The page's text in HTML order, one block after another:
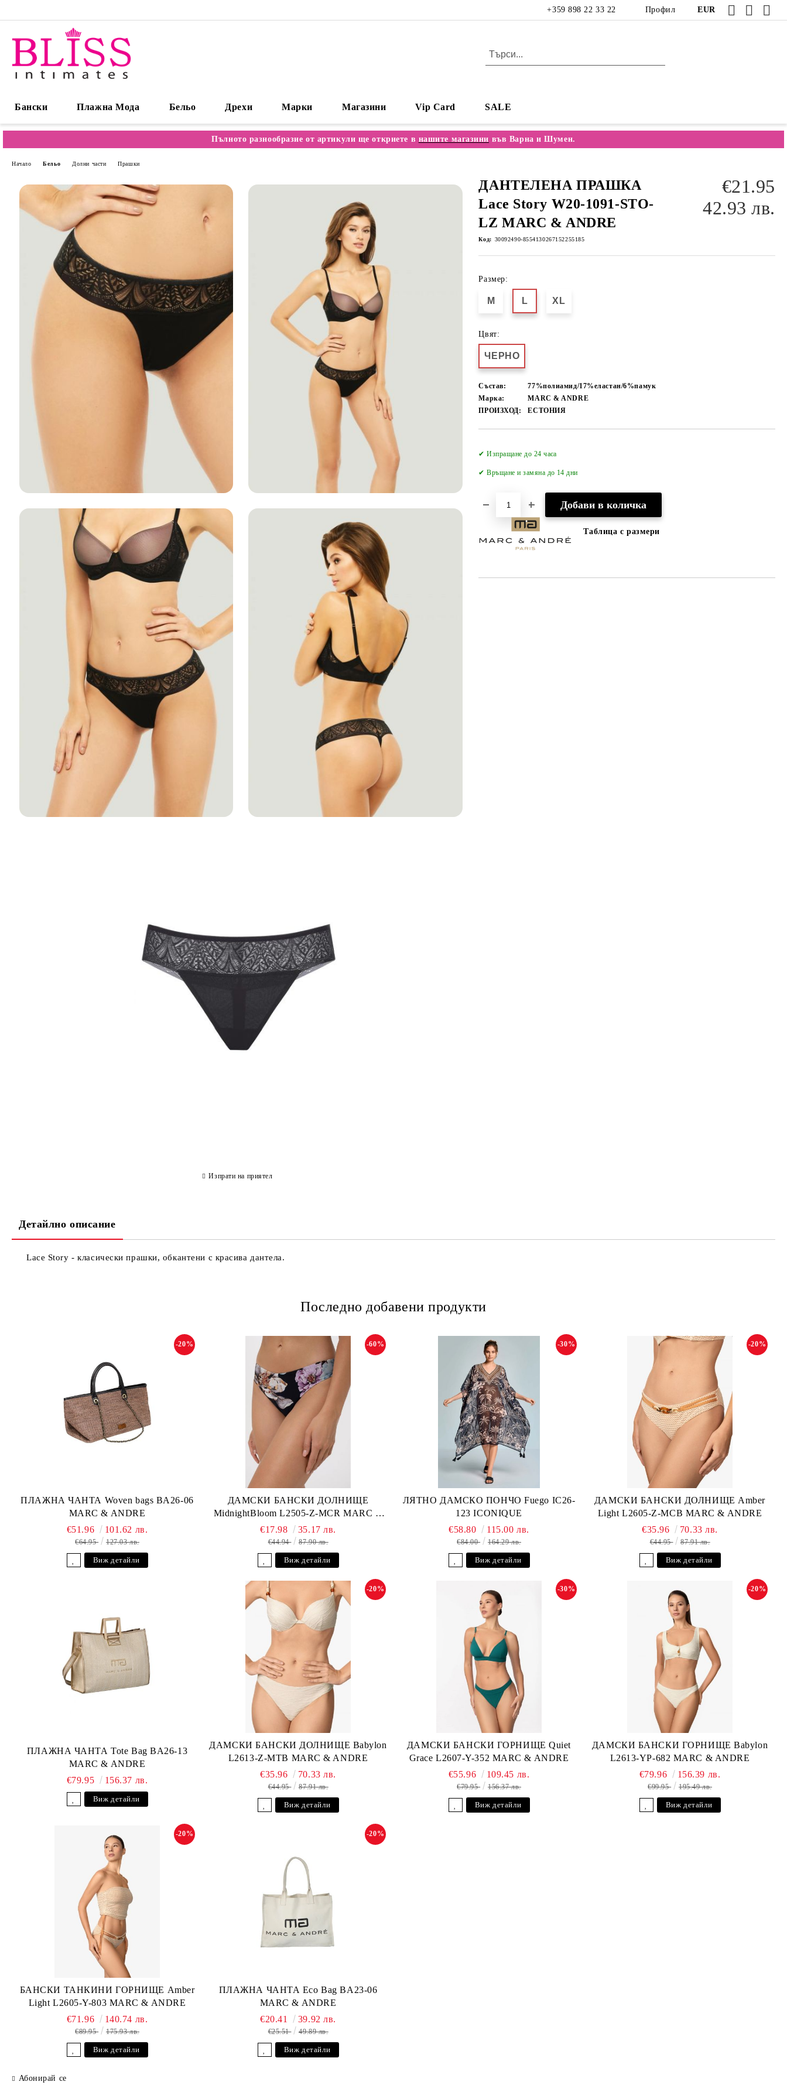
Профил
+359 898 22 33 22 EUR
Бански Плажна Мода Бельо Дрехи Марки Магазини Vip Card SALE
Пълното разнообразие от артикули ще откриете в нашите магазини във Варна и Шумен.
Начало Бельо Долни части Прашки
ДАНТЕЛЕНА ПРАШКА
Lace Story W20-1091-STO-
LZ MARC & ANDRE
€21.95
42.93 лв.
Код: 30092490-8554130267152255185
Размер:
M L XL
Цвят:
ЧЕРНО
Състав:
77%полиамид/17%еластан/6%памук
Марка:
MARC & ANDRE
ПРОИЗХОД:
ЕСТОНИЯ
✔ Изпращане до 24 часа
✔ Връщане и замяна до 14 дни
Таблица с размери
Изпрати на приятел
Детайлно описание
Lace Story - класически прашки, обкантени с красива дантела.
Последно добавени продукти
ПЛАЖНА ЧАНТА Woven bags BA26-06
MARC & ANDRE
-20%
€51.96 101.62 лв.
€64.95 127.03 лв.
Виж детайли
ДАМСКИ БАНСКИ ДОЛНИЩЕ
MidnightBloom L2505-Z-MCR MARC &
ANDRE
-60%
€17.98 35.17 лв.
€44.94 87.90 лв.
Виж детайли
ЛЯТНО ДАМСКО ПОНЧО Fuego IC26-
123 ICONIQUE
-30%
€58.80 115.00 лв.
€84.00 164.29 лв.
Виж детайли
ДАМСКИ БАНСКИ ДОЛНИЩЕ Amber
Light L2605-Z-MCB MARC & ANDRE
-20%
€35.96 70.33 лв.
€44.95 87.91 лв.
Виж детайли
ПЛАЖНА ЧАНТА Tote Bag BA26-13
MARC & ANDRE
€79.95
156.37 лв.
Виж детайли
ДАМСКИ БАНСКИ ДОЛНИЩЕ Babylon
L2613-Z-MTB MARC & ANDRE
-20%
€35.96 70.33 лв.
€44.95 87.91 лв.
Виж детайли
ДАМСКИ БАНСКИ ГОРНИЩЕ Quiet
Grace L2607-Y-352 MARC & ANDRE
-30%
€55.96 109.45 лв.
€79.95 156.37 лв.
Виж детайли
ДАМСКИ БАНСКИ ГОРНИЩЕ Babylon
L2613-YP-682 MARC & ANDRE
-20%
€79.96 156.39 лв.
€99.95 195.49 лв.
Виж детайли
БАНСКИ ТАНКИНИ ГОРНИЩЕ Amber
Light L2605-Y-803 MARC & ANDRE
-20%
€71.96 140.74 лв.
€89.95 175.93 лв.
Виж детайли
ПЛАЖНА ЧАНТА Eco Bag BA23-06
MARC & ANDRE
-20%
€20.41 39.92 лв.
€25.51 49.89 лв.
Виж детайли
Абонирай се